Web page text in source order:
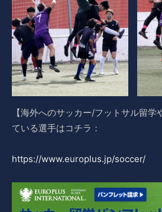
【海外へのサッカー/フットサル留学
ている選手はコチラ：
https://www.europlus.jp/soccer/